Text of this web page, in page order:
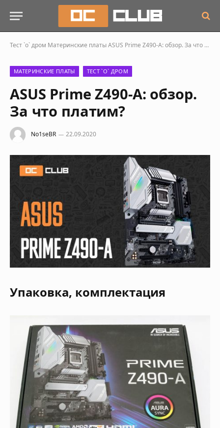
Тест `о` дром Материнские платыASUS Prime Z490-A: обзор. За что платим?
МАТЕРИНСКИЕ ПЛАТЫ ТЕСТ `О` ДРОМ
ASUS Prime Z490-A: обзор.
За что платим?
No1seBR 22.09.2020
Упаковка, комплектация